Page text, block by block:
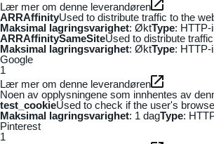
Lær mer om denne leverandøren
ARRAffinityUsed to distribute traffic to the
Maksimal lagringsvarighet: ØktType:
ARRAffinitySameSiteUsed to distribute
Maksimal lagringsvarighet: ØktType:
Google
1
Lær mer om denne leverandøren
Noen av opplysningene som innhentes av
test_cookieUsed to check if the user's
Maksimal lagringsvarighet: 1 dagType:
Pinterest
1